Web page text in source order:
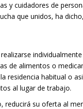
y cuidadores de
que unidos, ha
de alimentos o
residencia habitual o
al lugar de trabajo.
reducirá su oferta al